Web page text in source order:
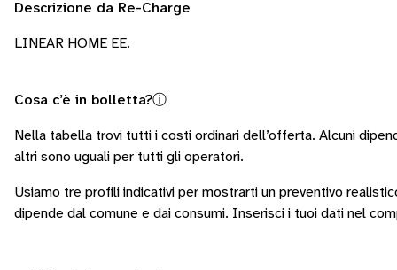
Descrizione da Re-Charge
LINEAR HOME EE.
Cosa c’è in bolletta?ⓘ
Nella tabella trovi tutti i costi ordinari dell’offerta. Alcuni
altri sono uguali per tutti gli operatori.
Usiamo tre profili indicativi per mostrarti un preventivo
dipende dal comune e dai consumi. Inserisci i tuoi dati nel